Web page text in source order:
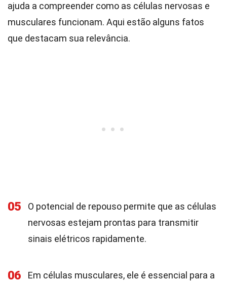
ajuda a compreender como as células nervosas e
musculares funcionam. Aqui estão alguns fatos
que destacam sua relevância.
05
O potencial de repouso permite que as células
nervosas estejam prontas para transmitir
sinais elétricos rapidamente.
06
Em células musculares, ele é essencial para a